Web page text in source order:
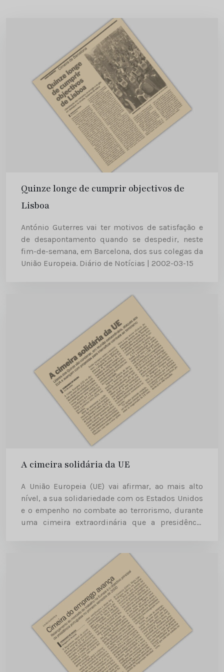
Quinze longe de cumprir objectivos de
Lisboa
António Guterres vai ter motivos de satisfação e
de desapontamento quando se despedir, neste
fim-de-semana, em Barcelona, dos sus colegas da
União Europeia. Diário de Notícias | 2002-03-15
A cimeira solidária da UE
A União Europeia (UE) vai afirmar, ao mais alto
nível, a sua solidariedade com os Estados Unidos
e o empenho no combate ao terrorismo, durante
uma cimeira extraordinária que a presidência